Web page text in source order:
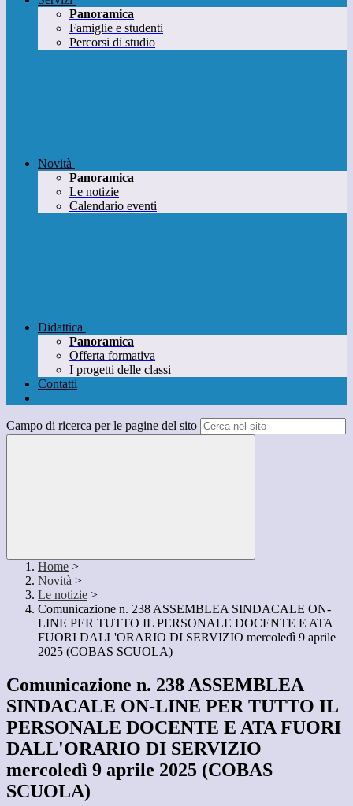
Panoramica
Famiglie e studenti
Percorsi di studio
Novità
Panoramica
Le notizie
Calendario eventi
Didattica
Panoramica
Offerta formativa
I progetti delle classi
Contatti
Campo di ricerca per le pagine del sito
Home >
Novità >
Le notizie >
Comunicazione n. 238 ASSEMBLEA SINDACALE ON-
LINE PER TUTTO IL PERSONALE DOCENTE E ATA
FUORI DALL'ORARIO DI SERVIZIO mercoledì 9 aprile
2025 (COBAS SCUOLA)
Comunicazione n. 238 ASSEMBLEA
SINDACALE ON-LINE PER TUTTO IL
PERSONALE DOCENTE E ATA FUORI
DALL'ORARIO DI SERVIZIO
mercoledì 9 aprile 2025 (COBAS
SCUOLA)